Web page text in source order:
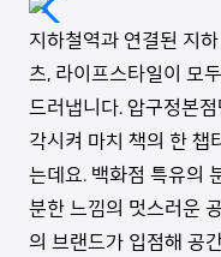
지하철역과 연결된 지
츠, 라이프스타일이 모
드러냅니다. 압구정본
각시켜 마치 책의 한 챕
는데요. 백화점 특유의
분한 느낌의 멋스러운
의 브랜드가 입점해 공